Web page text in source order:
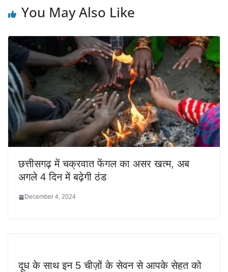
You May Also Like
छत्तीसगढ़ में चक्रवात फेंगल का असर खत्म, अब
अगले 4 दिन में बढ़ेगी ठंड
December 4, 2024
दूध के साथ इन 5 चीज़ों के सेवन से आपके सेहत को